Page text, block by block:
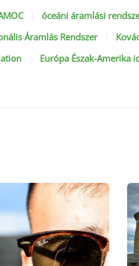
óceáni áramlási
Áramlás Rendszer
Európa Észak-Amerika